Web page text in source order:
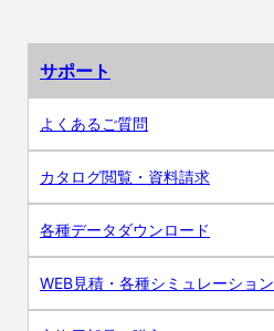
サポート
よくあるご質問
カタログ閲覧・資料請求
各種データダウンロード
WEB見積・各種シミュレーション